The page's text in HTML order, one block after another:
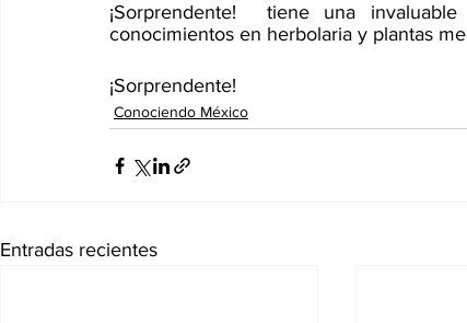
¡Sorprendente!  tiene una
conocimientos en herbolaria y plantas
¡Sorprendente!
Conociendo México
Entradas recientes